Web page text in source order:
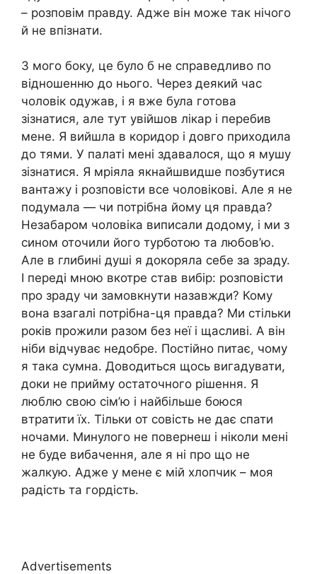
– розповім правду. Адже він може так нічого
й не впізнати.
З мого боку, це було б не справедливо по
відношенню до нього. Через деякий час
чоловік одужав, і я вже була готова
зізнатися, але тут увійшов лікар і перебив
мене. Я вийшла в коридор і довго приходила
до тями. У палаті мені здавалося, що я мушу
зізнатися. Я мріяла якнайшвидше позбутися
вантажу і розповісти все чоловікові. Але я не
подумала — чи потрібна йому ця правда?
Незабаром чоловіка виписали додому, і ми з
сином оточили його турботою та любов’ю.
Але в глибині душі я докоряла себе за зраду.
І переді мною вкотре став вибір: розповісти
про зраду чи замовкнути назавжди? Кому
вона взагалі потрібна-ця правда? Ми стільки
років прожили разом без неї і щасливі. А він
ніби відчуває недобре. Постійно питає, чому
я така сумна. Доводиться щось вигадувати,
доки не прийму остаточного рішення. Я
люблю свою сім’ю і найбільше боюся
втратити їх. Тільки от совість не дає спати
ночами. Минулого не повернеш і ніколи мені
не буде вибачення, але я ні про що не
жалкую. Адже у мене є мій хлопчик – моя
радість та гордість.
Advertisements